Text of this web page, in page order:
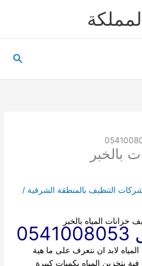
بالخبر
التنظيف بالمنطقة الشرقية /
المياه بالخبر
لابد ان نتعرف على ما هية
بتخزين المياه بكميات كبيرة